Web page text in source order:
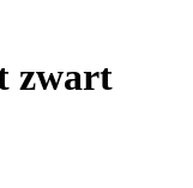
zwart